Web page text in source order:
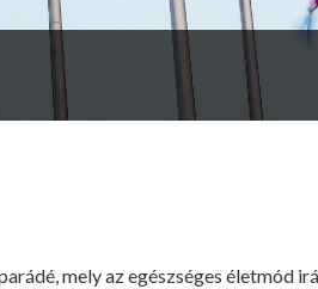
mely az egészséges